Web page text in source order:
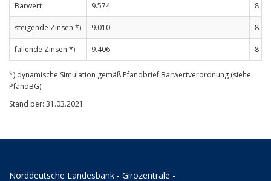
Barwert 9.574
steigende Zinsen *) 9.010
fallende Zinsen *) 9.406
*) dynamische Simulation gemäß Pfandbrief Barwertverordnung (siehe
PfandBG)
Stand per: 31.03.2021
Norddeutsche Landesbank - Girozentrale -